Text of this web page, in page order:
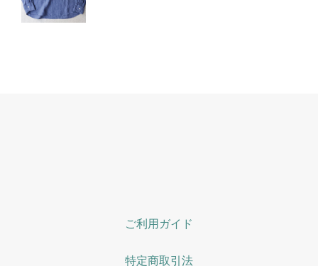
ご利用ガイド
特定商取引法